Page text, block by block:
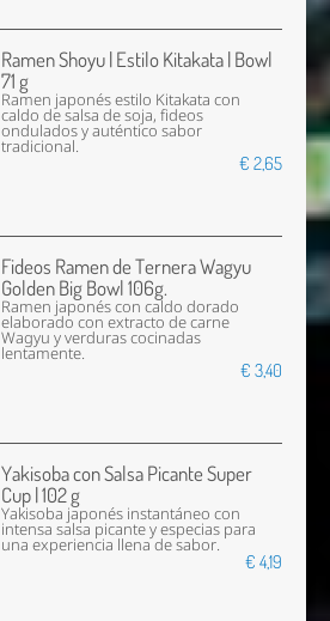
Ramen Shoyu | Estilo Kitakata | Bowl
71 g
Ramen japonés estilo Kitakata con
caldo de salsa de soja, fideos
ondulados y auténtico sabor
tradicional.
€ 2,65
Fideos Ramen de Ternera Wagyu
Golden Big Bowl 106g.
Ramen japonés con caldo dorado
elaborado con extracto de carne
Wagyu y verduras cocinadas
lentamente.
€ 3,40
Yakisoba con Salsa Picante Super
Cup | 102 g
Yakisoba japonés instantáneo con
intensa salsa picante y especias para
una experiencia llena de sabor.
€ 4,19